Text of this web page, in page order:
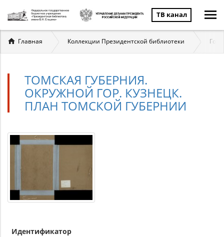
ТВ канал
Вы
здесь
Главная Коллекции Президентской библиотеки
ТОМСКАЯ ГУБЕРНИЯ.
ОКРУЖНОЙ ГОР. КУЗНЕЦК.
ПЛАН ТОМСКОЙ ГУБЕРНИИ
Идентификатор